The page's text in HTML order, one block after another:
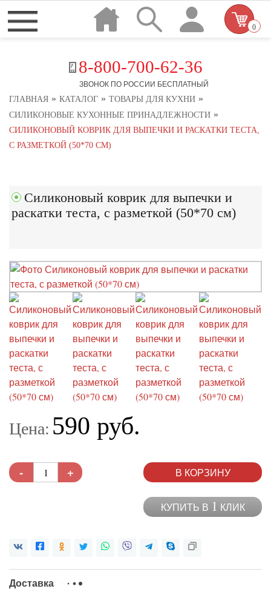
8-800-700-62-36
ЗВОНОК ПО РОССИИ БЕСПЛАТНЫЙ
0
ГЛАВНАЯ » КАТАЛОГ » ТОВАРЫ ДЛЯ КУХНИ »
СИЛИКОНОВЫЕ КУХОННЫЕ ПРИНАДЛЕЖНОСТИ »
СИЛИКОНОВЫЙ КОВРИК ДЛЯ ВЫПЕЧКИ И РАСКАТКИ ТЕСТА,
С РАЗМЕТКОЙ (50*70 СМ)
Силиконовый коврик для выпечки и
раскатки теста, с разметкой (50*70 см)
Цена: 590 руб.
- + В КОРЗИНУ
КУПИТЬ В 1 КЛИК
Доставка